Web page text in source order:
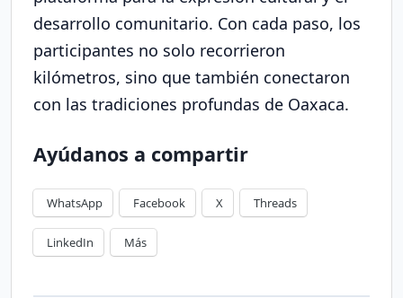
desarrollo comunitario. Con cada paso, los
participantes no solo recorrieron
kilómetros, sino que también conectaron
con las tradiciones profundas de Oaxaca.
Ayúdanos a compartir
WhatsApp Facebook X Threads
LinkedIn Más